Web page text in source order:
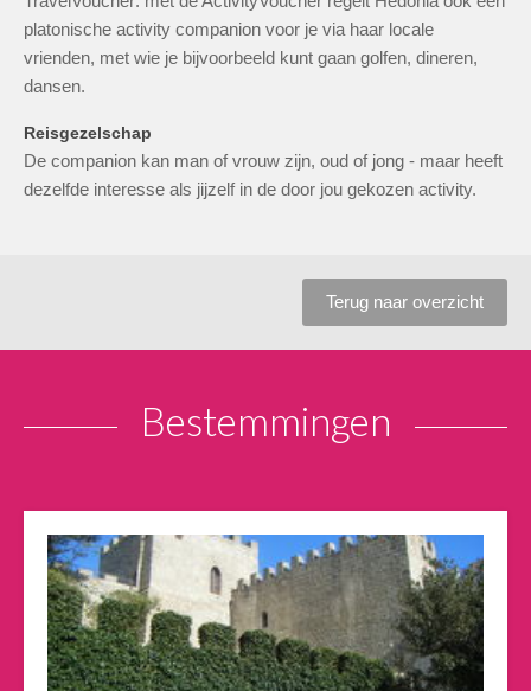
platonische activity companion voor je via haar locale
vrienden, met wie je bijvoorbeeld kunt gaan golfen, dineren,
dansen.
Reisgezelschap
De companion kan man of vrouw zijn, oud of jong - maar heeft
dezelfde interesse als jijzelf in de door jou gekozen activity.
Terug naar overzicht
Bestemmingen